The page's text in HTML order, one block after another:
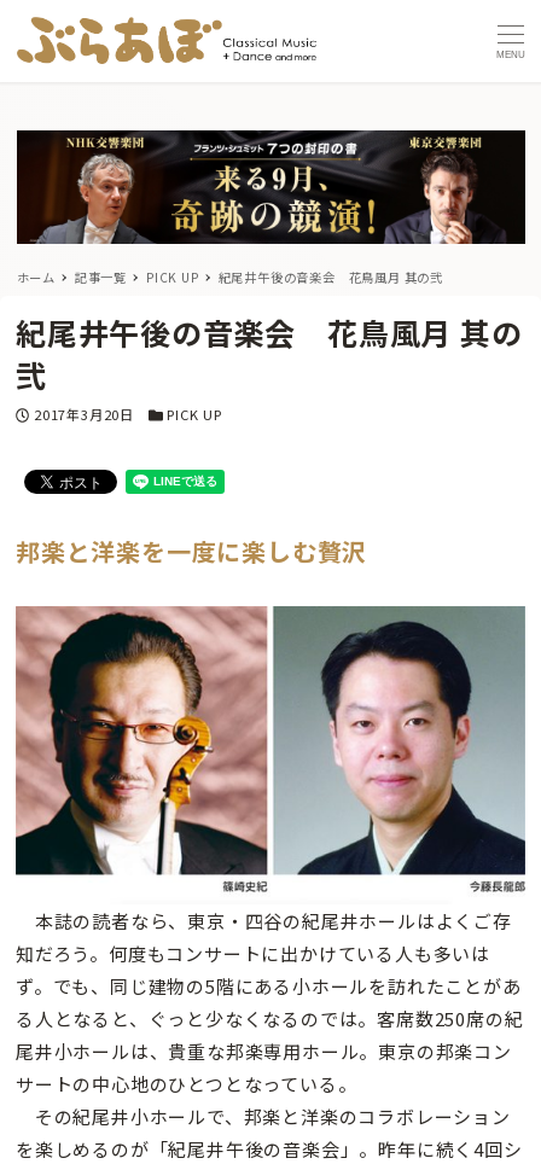
MENU
ホーム 記事一覧 PICK UP 紀尾井午後の音楽会 花鳥風月 其の弐
紀尾井午後の音楽会 花鳥風月 其の
弐
投稿日
2017年3月20日 カテゴリー
PICK UP
邦楽と洋楽を一度に楽しむ贅沢
本誌の読者なら、東京・四谷の紀尾井ホールはよくご存
知だろう。何度もコンサートに出かけている人も多いは
ず。でも、同じ建物の5階にある小ホールを訪れたことがあ
る人となると、ぐっと少なくなるのでは。客席数250席の紀
尾井小ホールは、貴重な邦楽専用ホール。東京の邦楽コン
サートの中心地のひとつとなっている。
その紀尾井小ホールで、邦楽と洋楽のコラボレーション
を楽しめるのが「紀尾井午後の音楽会」。昨年に続く4回シ